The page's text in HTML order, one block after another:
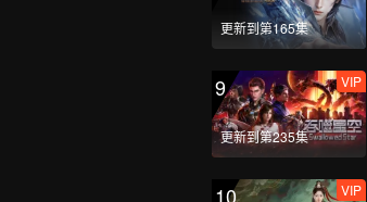
更新到第165集
9
更新到第235集
VIP
10 VIP